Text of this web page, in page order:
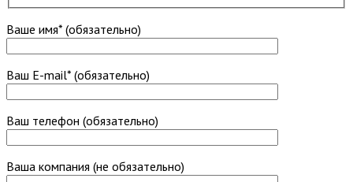
Ваше имя* (обязательно)
Ваш E-mail* (обязательно)
Ваш телефон (обязательно)
Ваша компания (не обязательно)